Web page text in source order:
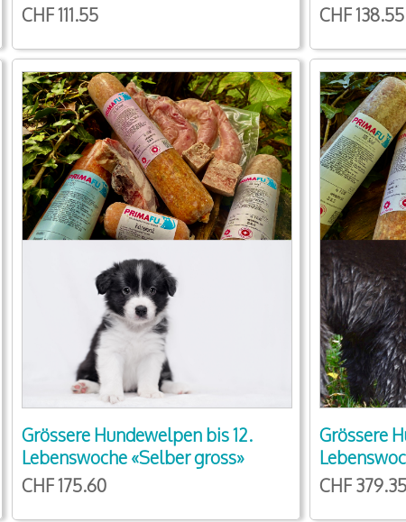
CHF 111.55
CHF 138.55
Grössere Hundewelpen bis 12.
Lebenswoche «Selber gross»
CHF 175.60
Grössere
CHF 379.35